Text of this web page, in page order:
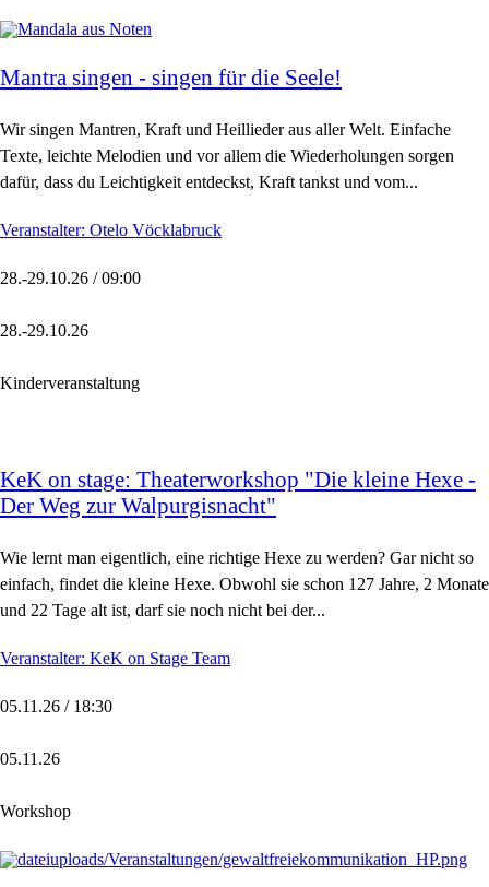
Mantra singen - singen für die Seele!
Wir singen Mantren, Kraft und Heillieder aus aller Welt. Einfache
Texte, leichte Melodien und vor allem die Wiederholungen sorgen
dafür, dass du Leichtigkeit entdeckst, Kraft tankst und vom...
Veranstalter: Otelo Vöcklabruck
28.-29.10.26 / 09:00
28.-29.10.26
Kinderveranstaltung
KeK on stage: Theaterworkshop "Die kleine Hexe -
Der Weg zur Walpurgisnacht"
Wie lernt man eigentlich, eine richtige Hexe zu werden? Gar nicht so
einfach, findet die kleine Hexe. Obwohl sie schon 127 Jahre, 2 Monate
und 22 Tage alt ist, darf sie noch nicht bei der...
Veranstalter: KeK on Stage Team
05.11.26 / 18:30
05.11.26
Workshop